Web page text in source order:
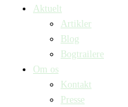
Aktuelt
Artikler
Blog
Bogtrailere
Om os
Kontakt
Presse